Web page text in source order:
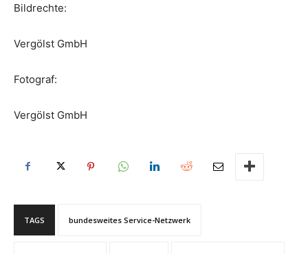
Bildrechte:
Vergölst GmbH
Fotograf:
Vergölst GmbH
TAGS bundesweites Service-Netzwerk